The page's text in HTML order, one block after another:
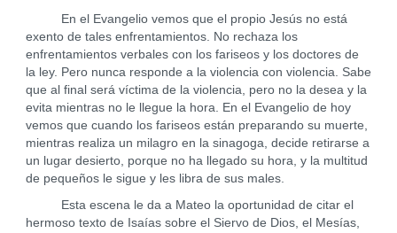
En el Evangelio vemos que el propio Jesús no está
exento de tales enfrentamientos. No rechaza los
enfrentamientos verbales con los fariseos y los doctores de
la ley. Pero nunca responde a la violencia con violencia. Sabe
que al final será víctima de la violencia, pero no la desea y la
evita mientras no le llegue la hora. En el Evangelio de hoy
vemos que cuando los fariseos están preparando su muerte,
mientras realiza un milagro en la sinagoga, decide retirarse a
un lugar desierto, porque no ha llegado su hora, y la multitud
de pequeños le sigue y les libra de sus males.
Esta escena le da a Mateo la oportunidad de citar el
hermoso texto de Isaías sobre el Siervo de Dios, el Mesías,